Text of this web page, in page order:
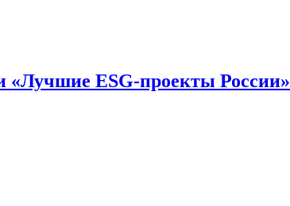
«Лучшие ESG-проекты России»